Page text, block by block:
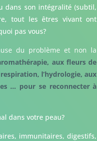
dans son intégralité (subtil,
tout les êtres vivant ont
pas vous?
du problème et non la
aux fleurs de
l’hydrologie, aux
… pour se reconnecter à
dans votre peau?
immunitaires, digestifs,